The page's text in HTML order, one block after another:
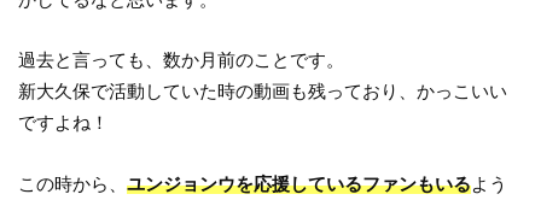
過去と言っても、数か月前のことです。
新大久保で活動していた時の動画も残っており、かっこいい
ですよね！
この時から、ユンジョンウを応援しているファンもいるよう